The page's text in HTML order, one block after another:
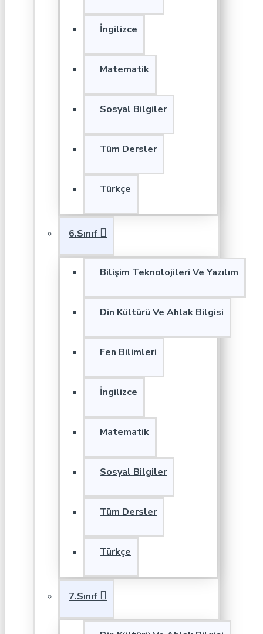
İngilizce
Matematik
Sosyal Bilgiler
Tüm Dersler
Türkçe
6.Sınıf
Bilişim Teknolojileri Ve Yazılım
Din Kültürü Ve Ahlak Bilgisi
Fen Bilimleri
İngilizce
Matematik
Sosyal Bilgiler
Tüm Dersler
Türkçe
7.Sınıf